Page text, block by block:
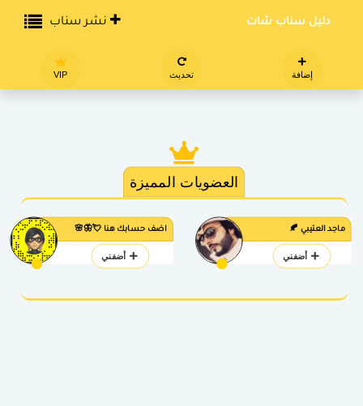
دليل سناب شات نشر سناب
إضافة تحديث VIP
العضويات المميزة
ماجد العتيبي 🍂
أضفني
اضف حسابك هنا 💘🦋🌸
أضفني